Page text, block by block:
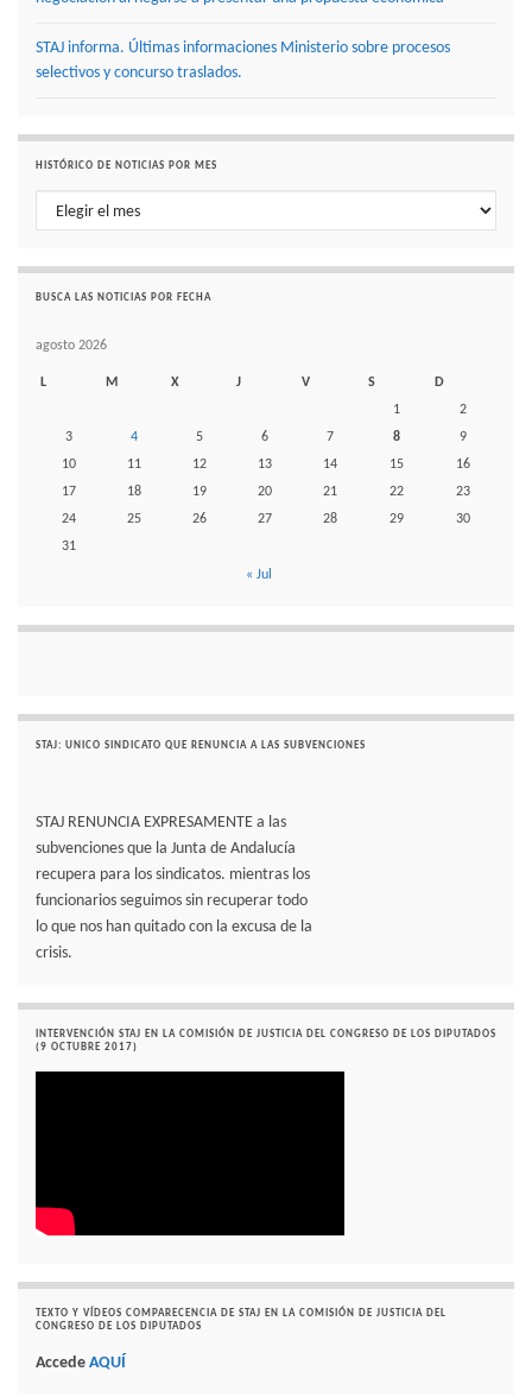
STAJ informa. Últimas informaciones Ministerio sobre procesos
selectivos y concurso traslados.
HISTÓRICO DE NOTICIAS POR MES
Histórico de noticias por mes
BUSCA LAS NOTICIAS POR FECHA
agosto 2026
L M X J V S
D
1
2
3
4 5 6 7 8
9
10
11 12 13 14 15
16
17
18 19 20 21 22
23
24
25 26 27 28 29
30
31
« Jul
STAJ: UNICO SINDICATO QUE RENUNCIA A LAS SUBVENCIONES
STAJ RENUNCIA EXPRESAMENTE a las
subvenciones que la Junta de Andalucía
recupera para los sindicatos. mientras los
funcionarios seguimos sin recuperar todo
lo que nos han quitado con la excusa de la
crisis.
INTERVENCIÓN STAJ EN LA COMISIÓN DE JUSTICIA DEL CONGRESO DE LOS DIPUTADOS
(9 OCTUBRE 2017)
TEXTO Y VÍDEOS COMPARECENCIA DE STAJ EN LA COMISIÓN DE JUSTICIA DEL
CONGRESO DE LOS DIPUTADOS
Accede AQUÍ